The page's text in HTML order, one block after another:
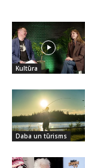
Kultūra
Daba un tūrisms